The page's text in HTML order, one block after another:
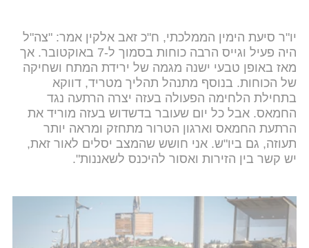
יו"ר סיעת הימין הממלכתי, ח"כ זאב אלקין אמר: "צה"ל
היה פעיל וגייס הרבה כוחות בסמוך ל-7 באוקטובר. אך
מאז באופן טבעי ישנה מגמה של ירידת המתח ושחיקה
של הכוחות. בנוסף מתנהל תהליך מטריד, דווקא
בתחילת הלחימה הפעולה בעזה יצרה הרתעה נגד
החמאס. אבל כל יום שעובר בדשדוש בעזה מוריד את
הרתעת החמאס וארגון הטרור מתחזק ומראה יותר
תעוזה, גם ביו"ש. אני חושש שהמצב יסלים לאור זאת,
יש קשר בין הזירות ואסור להיכנס לשאננות".